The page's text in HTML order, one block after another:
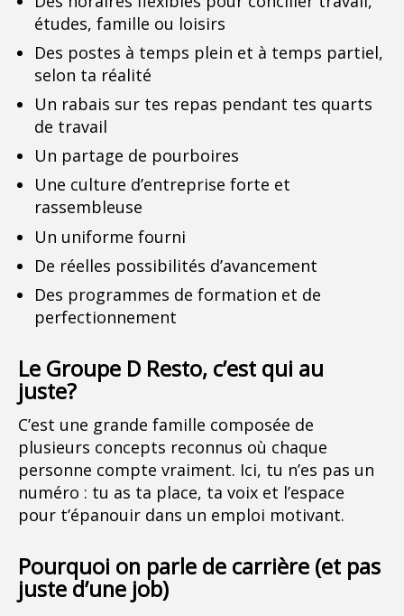
études, famille ou loisirs
Des postes à temps plein et à temps partiel,
selon ta réalité
Un rabais sur tes repas pendant tes quarts
de travail
Un partage de pourboires
Une culture d’entreprise forte et
rassembleuse
Un uniforme fourni
De réelles possibilités d’avancement
Des programmes de formation et de
perfectionnement
Le Groupe D Resto, c’est qui au
juste?
C’est une grande famille composée de
plusieurs concepts reconnus où chaque
personne compte vraiment. Ici, tu n’es pas un
numéro : tu as ta place, ta voix et l’espace
pour t’épanouir dans un emploi motivant.
Pourquoi on parle de carrière (et pas
juste d’une job)